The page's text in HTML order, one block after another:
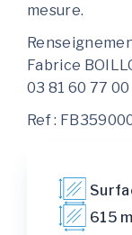
mesure.
Fabrice
03 81 60 77 00
Ref :
615